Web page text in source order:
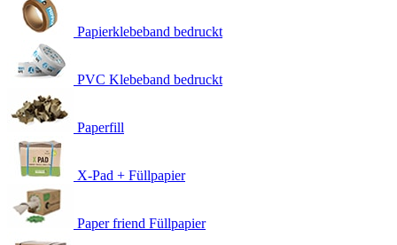
Papierklebeband bedruckt
PVC Klebeband bedruckt
Paperfill
X-Pad + Füllpapier
Paper friend Füllpapier